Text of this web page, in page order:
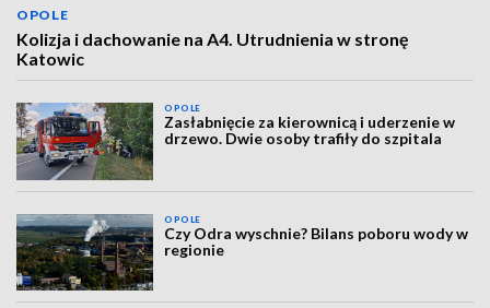
OPOLE
Kolizja i dachowanie na A4. Utrudnienia w stronę
Katowic
OPOLE
Zasłabnięcie za kierownicą i uderzenie w
drzewo. Dwie osoby trafiły do szpitala
OPOLE
Czy Odra wyschnie? Bilans poboru wody w
regionie